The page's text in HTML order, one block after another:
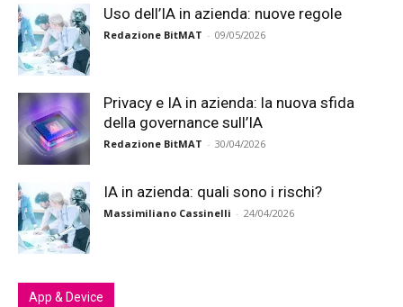
Uso dell’IA in azienda: nuove regole
Redazione BitMAT - 09/05/2026
Privacy e IA in azienda: la nuova sfida
della governance sull’IA
Redazione BitMAT - 30/04/2026
IA in azienda: quali sono i rischi?
Massimiliano Cassinelli - 24/04/2026
App & Device